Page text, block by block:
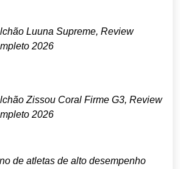
Luuna Supreme, Review
2026
Zissou Coral Firme G3, Review
2026
de atletas de alto desempenho